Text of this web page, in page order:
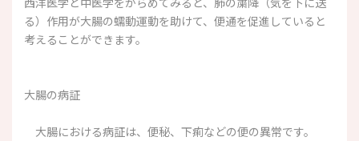
る）作用が大腸の蠕動運動を助けて、便通を促進していると
考えることができます。
大腸の病証
大腸における病証は、便秘、下痢などの便の異常です。